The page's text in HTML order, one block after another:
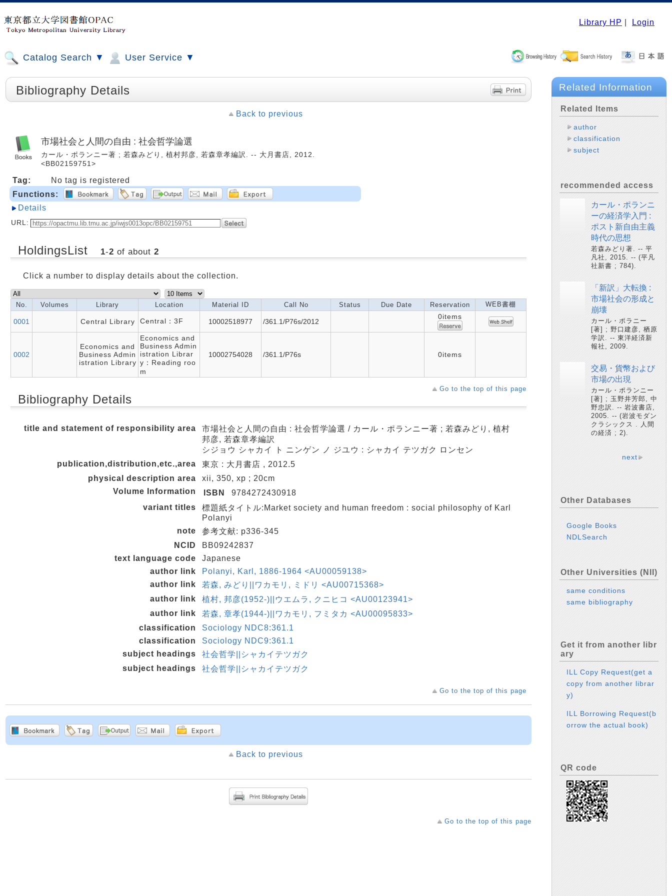
Library HP Login
Catalog Search ▼ User Service ▼
Bibliography Details
Back to previous
市場社会と人間の自由 : 社会哲学論選
カール・ポランニー著 ; 若森みどり, 植村邦彦, 若森章孝編訳. -- 大月書店, 2012.
<BB02159751>
Tag:
No tag is registered
Functions:
Details
URL:
HoldingsList 1-2 of about 2
Click a number to display details about the collection.
No. Volumes Library Location Material ID Call No Status Due Date Reservation WEB書棚
0001 Central Library Central：3F 10002518977 /361.1/P76s/2012
0items
0002
Economics and
Business Admin
istration Library
Economics and
Business Admin
istration Librar
y：Reading roo
m
10002754028 /361.1/P76s 0items
Go to the top of this page
Bibliography Details
title and statement of responsibility area
市場社会と人間の自由 : 社会哲学論選 / カール・ポランニー著 ; 若森みどり, 植村
邦彦, 若森章孝編訳
シジョウ シャカイ ト ニンゲン ノ ジユウ : シャカイ テツガク ロンセン
publication,distribution,etc.,area
東京 : 大月書店 , 2012.5
physical description area
xii, 350, xp ; 20cm
Volume Information
ISBN
9784272430918
variant titles
標題紙タイトル:Market society and human freedom : social philosophy of Karl
Polanyi
note
参考文献: p336-345
NCID
BB09242837
text language code
Japanese
author link
Polanyi, Karl, 1886-1964 <AU00059138>
author link
若森, みどり||ワカモリ, ミドリ <AU00715368>
author link
植村, 邦彦(1952-)||ウエムラ, クニヒコ <AU00123941>
author link
若森, 章孝(1944-)||ワカモリ, フミタカ <AU00095833>
classification
Sociology NDC8:361.1
classification
Sociology NDC9:361.1
subject headings
社会哲学||シャカイテツガク
subject headings
社会哲学||シャカイテツガク
Go to the top of this page
Back to previous
Go to the top of this page
Related Information
Related Items
author
classification
subject
recommended access
カール・ポランニ
ーの経済学入門 :
ポスト新自由主義
時代の思想
若森みどり著. -- 平
凡社, 2015. -- (平凡
社新書 ; 784).
「新訳」大転換 :
市場社会の形成と
崩壊
カール・ポラニー
[著] ; 野口建彦, 栖原
学訳. -- 東洋経済新
報社, 2009.
交易・貨幣および
市場の出現
カール・ポランニー
[著] ; 玉野井芳郎, 中
野忠訳. -- 岩波書店,
2005. -- (岩波モダン
クラシックス . 人間
の経済 ; 2).
next
Other Databases
Google Books
NDLSearch
Other Universities (NII)
same conditions
same bibliography
Get it from another libr
ary
ILL Copy Request(get a
copy from another librar
y)
ILL Borrowing Request(b
orrow the actual book)
QR code